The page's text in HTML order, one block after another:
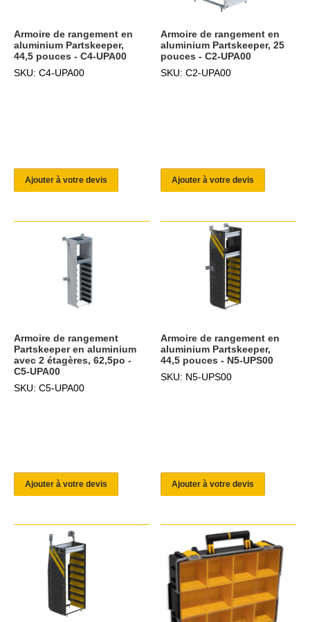
Armoire de rangement en
aluminium Partskeeper,
44,5 pouces - C4-UPA00
SKU: C4-UPA00
Ajouter à votre devis
Armoire de rangement en
aluminium Partskeeper, 25
pouces - C2-UPA00
SKU: C2-UPA00
Ajouter à votre devis
Armoire de rangement
Partskeeper en aluminium
avec 2 étagères, 62,5po -
C5-UPA00
SKU: C5-UPA00
Ajouter à votre devis
Armoire de rangement en
aluminium Partskeeper,
44,5 pouces - N5-UPS00
SKU: N5-UPS00
Ajouter à votre devis